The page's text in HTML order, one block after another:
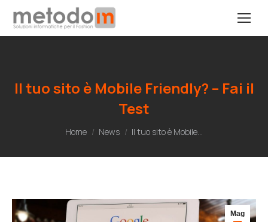
Il tuo sito è Mobile Friendly? – Fai il
Test
Tu sei qui:
Home News Il tuo sito è Mobile…
Mag